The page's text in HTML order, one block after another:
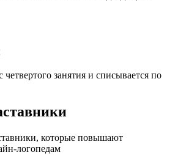
четвертого занятия и списывается по
которые повышают
логопедам